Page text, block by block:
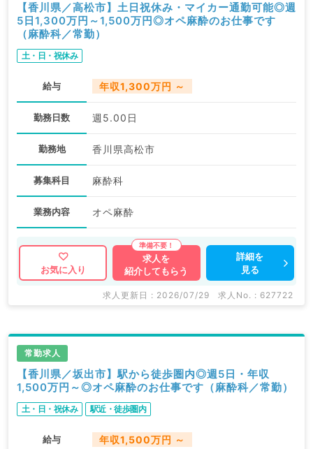
【香川県／高松市】土日祝休み・マイカー通勤可能◎週
5日1,300万円～1,500万円◎オペ麻酔のお仕事です
（麻酔科／常勤）
土・日・祝休み
給与 年収1,300万円 ～
勤務日数 週5.00日
勤務地 香川県高松市
募集科目 麻酔科
業務内容 オペ麻酔
お気に入り
求人を
紹介してもらう
詳細を
見る
求人更新日 : 2026/07/29 求人No. : 627722
常勤求人
【香川県／坂出市】駅から徒歩圏内◎週5日・年収
1,500万円～◎オペ麻酔のお仕事です（麻酔科／常勤）
土・日・祝休み 駅近・徒歩圏内
給与 年収1,500万円 ～